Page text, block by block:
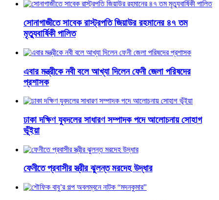
সোনাগাজীতে সাবেক রাস্ট্রপতি জিয়াউর রহমানের ৪৭ তম
মৃত্যুবার্ষিকী পালিত
এবার মন্ত্রীকে নবী বলে আখ্যা দিলেন ফেনী জেলা পরিষদের
প্রশাসক
ঢাকা দক্ষিণ যুবদলের সাধারণ সম্পাদক পদে আলোচনায় সোহাগ
ভূঁইয়া
ফেনীতে প্রবাসীর স্ত্রীর ঝুলন্ত মরদেহ উদ্ধার